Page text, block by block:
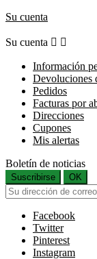
Su cuenta
Su cuenta  
Información
Devoluciones
Pedidos
Facturas por
Direcciones
Cupones
Mis alertas
Boletín de noticias
Suscribirse OK
Facebook
Twitter
Pinterest
Instagram